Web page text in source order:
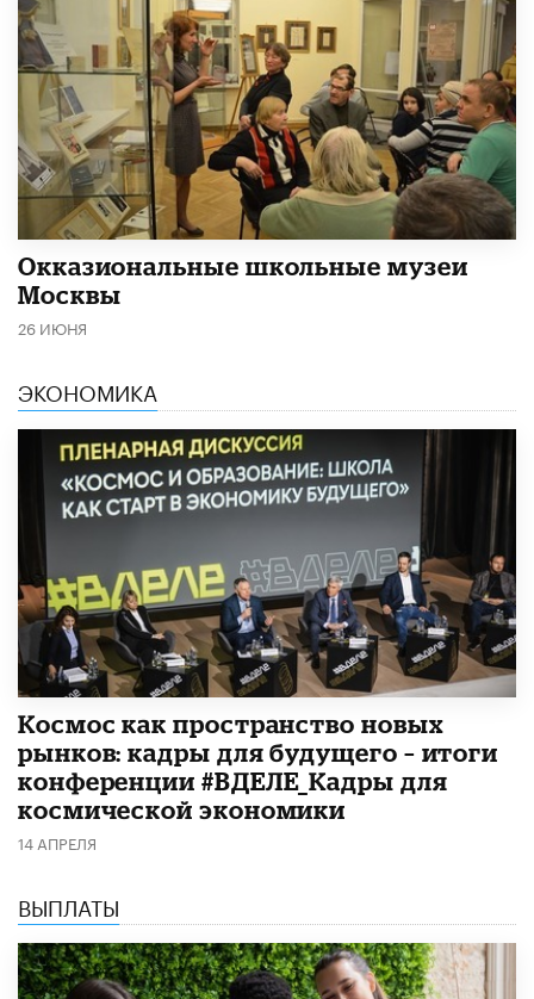
​Окказиональные школьные музеи
Москвы
26 ИЮНЯ
ЭКОНОМИКА
Космос как пространство новых
рынков: кадры для будущего – итоги
конференции #ВДЕЛЕ_Кадры для
космической экономики
14 АПРЕЛЯ
ВЫПЛАТЫ